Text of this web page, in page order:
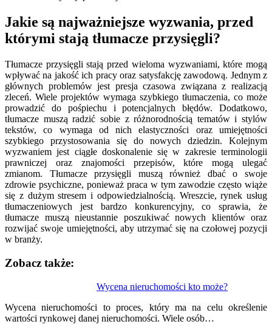
Jakie są najważniejsze wyzwania, przed
którymi stają tłumacze przysięgli?
Tłumacze przysięgli stają przed wieloma wyzwaniami, które mogą
wpływać na jakość ich pracy oraz satysfakcję zawodową. Jednym z
głównych problemów jest presja czasowa związana z realizacją
zleceń. Wiele projektów wymaga szybkiego tłumaczenia, co może
prowadzić do pośpiechu i potencjalnych błędów. Dodatkowo,
tłumacze muszą radzić sobie z różnorodnością tematów i stylów
tekstów, co wymaga od nich elastyczności oraz umiejętności
szybkiego przystosowania się do nowych dziedzin. Kolejnym
wyzwaniem jest ciągłe doskonalenie się w zakresie terminologii
prawniczej oraz znajomości przepisów, które mogą ulegać
zmianom. Tłumacze przysięgli muszą również dbać o swoje
zdrowie psychiczne, ponieważ praca w tym zawodzie często wiąże
się z dużym stresem i odpowiedzialnością. Wreszcie, rynek usług
tłumaczeniowych jest bardzo konkurencyjny, co sprawia, że
tłumacze muszą nieustannie poszukiwać nowych klientów oraz
rozwijać swoje umiejętności, aby utrzymać się na czołowej pozycji
w branży.
Zobacz także:
Wycena nieruchomości kto może?
Wycena nieruchomości to proces, który ma na celu określenie
wartości rynkowej danej nieruchomości. Wiele osób…
wpisu